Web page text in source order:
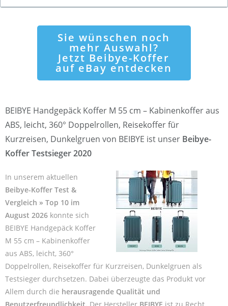
Sie wünschen noch
mehr Auswahl?
Jetzt Beibye-Koffer
auf eBay entdecken
BEIBYE Handgepäck Koffer M 55 cm – Kabinenkoffer aus
ABS, leicht, 360° Doppelrollen, Reisekoffer für
Kurzreisen, Dunkelgruen von BEIBYE ist unser Beibye-
Koffer Testsieger 2020
In unserem aktuellen
Beibye-Koffer Test &
Vergleich » Top 10 im
August 2026 konnte sich
BEIBYE Handgepäck Koffer
M 55 cm – Kabinenkoffer
aus ABS, leicht, 360°
Doppelrollen, Reisekoffer für Kurzreisen, Dunkelgruen als
Testsieger durchsetzen. Dabei überzeugte das Produkt vor
Allem durch die herausragende Qualität und
Benutzerfreundlichkeit. Der Hersteller BEIBYE ist zu Recht